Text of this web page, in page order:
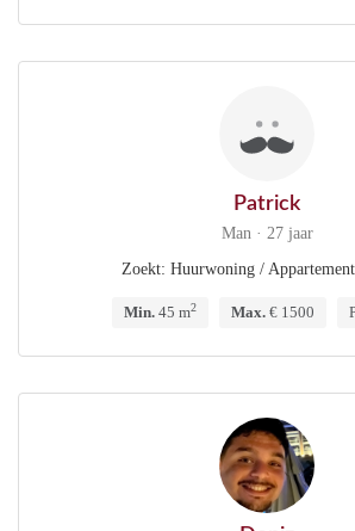
Patrick
Man · 27 jaar
Zoekt: Huurwoning /
Min. 45 m2 Max. € 1500